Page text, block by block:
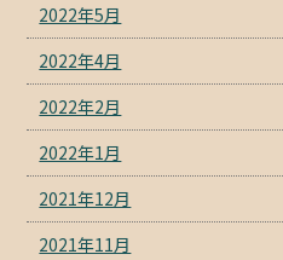
2022年5月
2022年4月
2022年2月
2022年1月
2021年12月
2021年11月